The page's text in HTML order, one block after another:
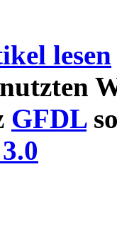
lesen
GFDL